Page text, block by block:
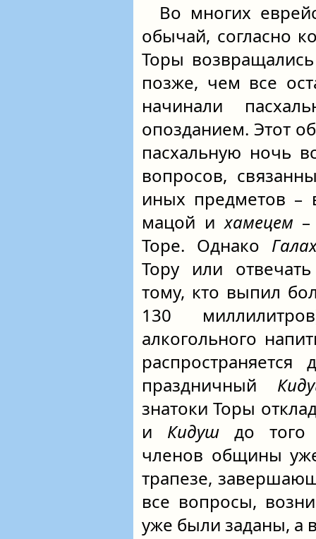
Во многих
обычай, согласно
Торы
позже, чем все
начинали
опозданием. Этот
пасхальную ночь
вопросов,
иных предметов –
мацой ихамецем
Торе. Однако
Тору или
тому, кто выпил
130
алкогольного
праздничный
знатоки Торы
и Кидушдо того
членов общины
трапезе,
все вопросы,
уже были заданы, а